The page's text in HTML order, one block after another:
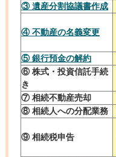
③ 遺産分割協議書作成
④ 不動産の名義変更
⑤ 銀行預金の解約
⑥ 株式・投資信託手続
き
⑦ 相続不動産売却
⑧ 相続人への分配業務
⑨ 相続税申告